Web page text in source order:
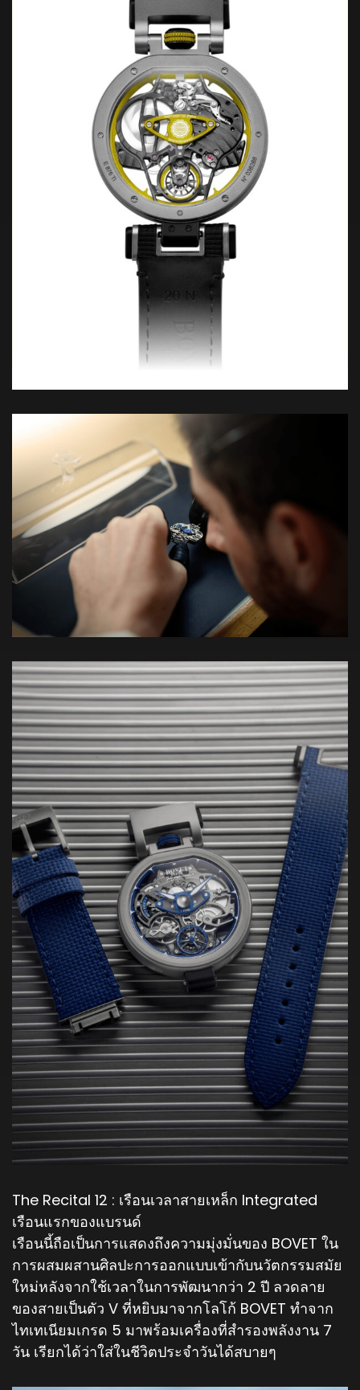
The Recital 12 : เรือนเวลาสายเหล็ก Integrated
เรือนแรกของแบรนด์
เรือนนี้ถือเป็นการแสดงถึงความมุ่งมั่นของ BOVET ใน
การผสมผสานศิลปะการออกแบบเข้ากับนวัตกรรมสมัย
ใหม่หลังจากใช้เวลาในการพัฒนากว่า 2 ปี ลวดลาย
ของสายเป็นตัว V ที่หยิบมาจากโลโก้ BOVET ทำจาก
ไทเทเนียมเกรด 5 มาพร้อมเครื่องที่สำรองพลังงาน 7
วัน เรียกได้ว่าใส่ในชีวิตประจำวันได้สบายๆ